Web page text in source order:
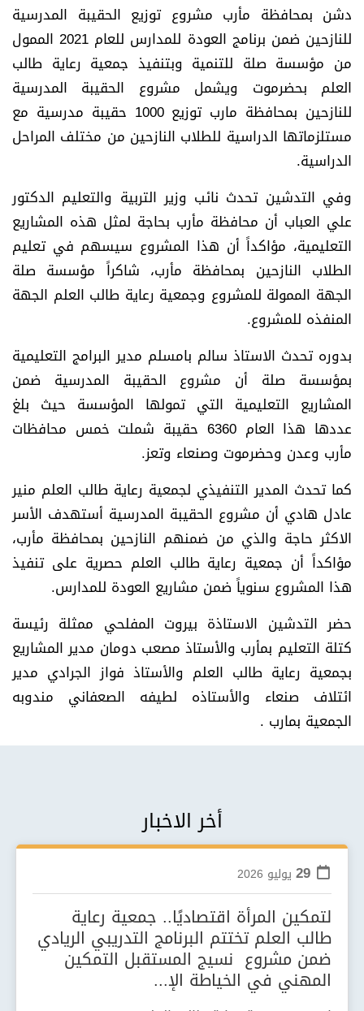
دشن بمحافظة مأرب مشروع توزيع الحقيبة المدرسية
للنازحين ضمن برنامج العودة للمدارس للعام 2021 الممول
من مؤسسة صلة للتنمية وبتنفيذ جمعية رعاية طالب
العلم بحضرموت ويشمل مشروع الحقيبة المدرسية
للنازحين بمحافظة مارب توزيع 1000 حقيبة مدرسية مع
مستلزماتها الدراسية للطلاب النازحين من مختلف المراحل
الدراسية.
وفي التدشين تحدث نائب وزير التربية والتعليم الدكتور
علي العباب أن محافظة مأرب بحاجة لمثل هذه المشاريع
التعليمية، مؤاكداً أن هذا المشروع سيسهم في تعليم
الطلاب النازحين بمحافظة مأرب، شاكراً مؤسسة صلة
الجهة الممولة للمشروع وجمعية رعاية طالب العلم الجهة
المنفذه للمشروع.
بدوره تحدث الاستاذ سالم بامسلم مدير البرامج التعليمية
بمؤسسة صلة أن مشروع الحقيبة المدرسية ضمن
المشاريع التعليمية التي تمولها المؤسسة حيث بلغ
عددها هذا العام 6360 حقيبة شملت خمس محافظات
مأرب وعدن وحضرموت وصنعاء وتعز.
كما تحدث المدير التنفيذي لجمعية رعاية طالب العلم منير
عادل هادي أن مشروع الحقيبة المدرسية أستهدف الأسر
الاكثر حاجة والذي من ضمنهم النازحين بمحافظة مأرب،
مؤاكداً أن جمعية رعاية طالب العلم حصرية على تنفيذ
هذا المشروع سنوياً ضمن مشاريع العودة للمدارس.
حضر التدشين الاستاذة بيروت المفلحي ممثلة رئيسة
كتلة التعليم بمأرب والأستاذ مصعب دومان مدير المشاريع
بجمعية رعاية طالب العلم والأستاذ فواز الجرادي مدير
ائتلاف صنعاء والأستاذه لطيفه الصعفاني مندوبه
الجمعية بمارب .
أخر الاخبار
29 يوليو 2026
لتمكين المرأة اقتصاديًا.. جمعية رعاية
طالب العلم تختتم البرنامج التدريبي الريادي
ضمن مشروع نسيج المستقبل التمكين
المهني في الخياطة الإ...